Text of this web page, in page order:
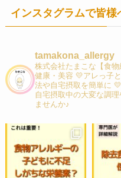
インスタグラムで皆
tamakona_allergy
株式会社たまこな【食物
健康・美容 💛アレっ子
法や自宅摂取を簡単に
自宅摂取中の大変な調
ませんか♪